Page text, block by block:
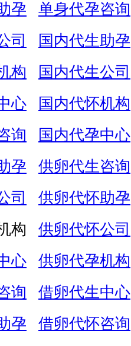
孕
单身代孕咨询
司
国内代生助孕
构
国内代生公司
心
国内代怀机构
询
国内代孕中心
孕
供卵代生咨询
司
供卵代怀助孕
构
供卵代怀公司
心
供卵代孕机构
询
借卵代生中心
孕
借卵代怀咨询